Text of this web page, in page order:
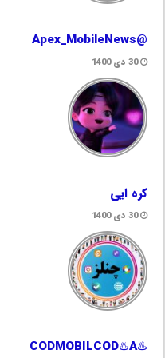
@Apex_MobileNews
30 دی 1400
کره ایی
30 دی 1400
♨️CODMOBILCOD♨️A